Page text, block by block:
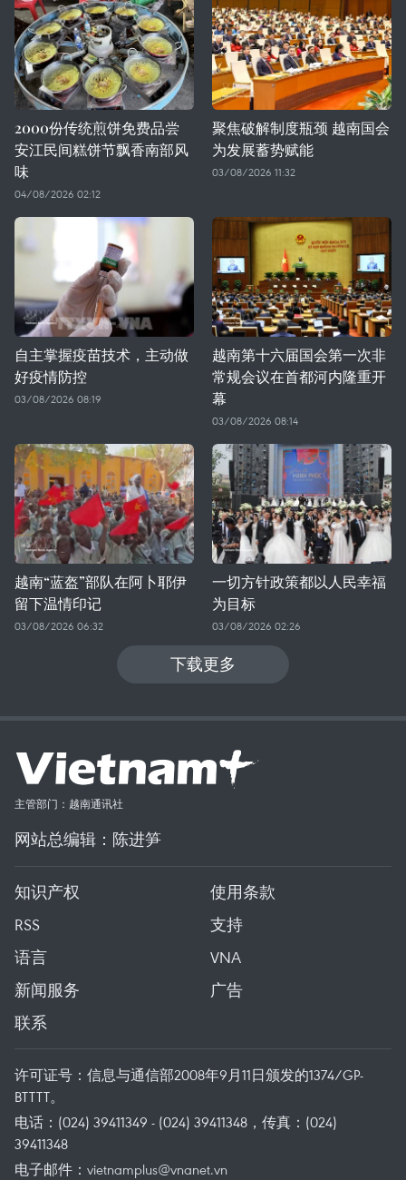
2000份传统煎饼免费品尝
安江民间糕饼节飘香南部风
味
04/08/2026 02:12
聚焦破解制度瓶颈 越南国会
为发展蓄势赋能
03/08/2026 11:32
自主掌握疫苗技术，主动做
好疫情防控
03/08/2026 08:19
越南第十六届国会第一次非
常规会议在首都河内隆重开
幕
03/08/2026 08:14
越南“蓝盔”部队在阿卜耶伊
留下温情印记
03/08/2026 06:32
一切方针政策都以人民幸福
为目标
03/08/2026 02:26
下载更多
主管部门：越南通讯社
网站总编辑：陈进笋
知识产权
使用条款
RSS
支持
语言
VNA
新闻服务
广告
联系
许可证号：信息与通信部2008年9月11日颁发的1374/GP-
BTTTT。
电话：(024) 39411349 - (024) 39411348，传真：(024)
39411348
电子邮件： vietnamplus@vnanet.vn